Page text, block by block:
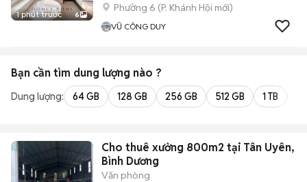
1 phút trước 6
Phường 6 (P. Khánh Hội mới)
VŨ CÔNG DUY
Bạn cần tìm dung lượng nào ?
Dung lượng: 64 GB 128 GB 256 GB 512 GB 1 TB
Cho thuê xưởng 800m2 tại Tân Uyên,
Bình Dương
Văn phòng